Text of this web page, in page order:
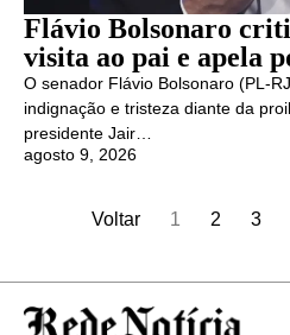
Flávio Bolsonaro
visita ao pai e apela
O senador Flávio Bolsonaro (PL-
indignação e tristeza diante da
presidente Jair…
agosto 9, 2026
Voltar 1 2 3